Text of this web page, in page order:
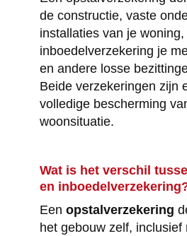
de constructie, vaste
installaties van je
inboedelverzekering je
en andere losse
Beide verzekeringen zijn
volledige bescherming
woonsituatie.
Wat is het verschil
en
Een opstalverzekering
het gebouw zelf, inclusief